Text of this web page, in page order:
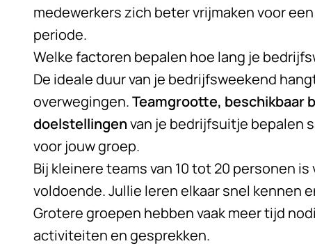
medewerkers zich beter vrijmaken voor
periode.
Welke factoren bepalen hoe lang je
De ideale duur van je bedrijfsweekend
overwegingen.Teamgrootte, beschikbaar
doelstellingenvan je bedrijfsuitje bepalen
voor jouw groep.
Bij kleinere teams van 10 tot 20 personen
voldoende. Jullie leren elkaar snel kennen
Grotere groepen hebben vaak meer tijd
activiteiten en gesprekken.